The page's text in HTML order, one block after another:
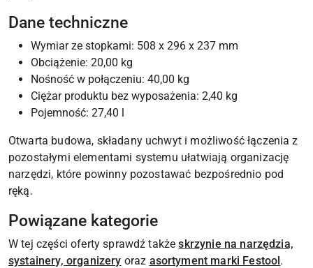
Dane techniczne
Wymiar ze stopkami: 508 x 296 x 237 mm
Obciążenie: 20,00 kg
Nośność w połączeniu: 40,00 kg
Ciężar produktu bez wyposażenia: 2,40 kg
Pojemność: 27,40 l
Otwarta budowa, składany uchwyt i możliwość łączenia z
pozostałymi elementami systemu ułatwiają organizację
narzędzi, które powinny pozostawać bezpośrednio pod
ręką.
Powiązane kategorie
W tej części oferty sprawdź takżeskrzynie na narzędzia,
systainery, organizery oraz asortyment marki Festool.